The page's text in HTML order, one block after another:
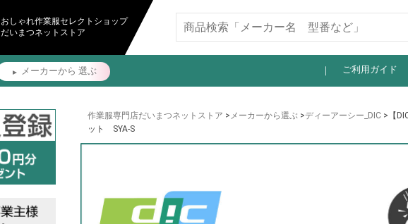
おしゃれ作業服セレクトショップ
だいまつネットストア
メーカーから 選ぶ ご利用ガイド
11,000円以上送料無料
作業服専門店だいまつネットストア > メーカーから選ぶ >ディーアーシー_DIC >【
ット SYA-S